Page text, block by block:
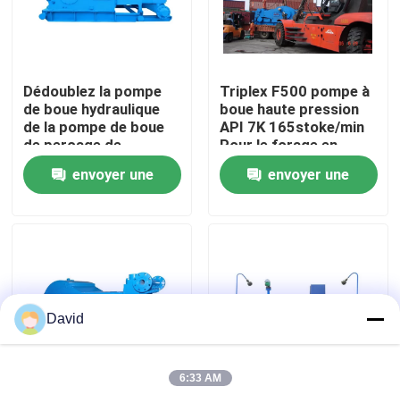
Contrôle de la qualité
Contact
Pompe de boue de forage
Revêtement de pompe de boue
Dédoublez la pompe
de boue hydraulique
de la pompe de boue
de perçage de
structure 1193kW
F1600FTLenvoyer une
Triplex F500 pompe à
boue haute pression
API 7K 165stoke/min
Pour le forage en
profondeur
envoyer une
David
6:33 AM